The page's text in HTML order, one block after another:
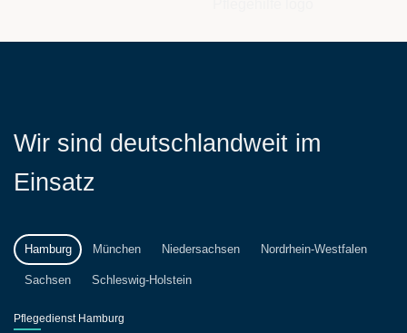
Wir sind deutschlandweit im
Einsatz
Hamburg München Niedersachsen Nordrhein-Westfalen
Sachsen Schleswig-Holstein
Pflegedienst Hamburg